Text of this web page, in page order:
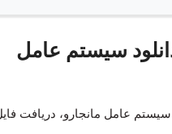
سیستم عامل
سیستم عامل مانجارو، دریافت